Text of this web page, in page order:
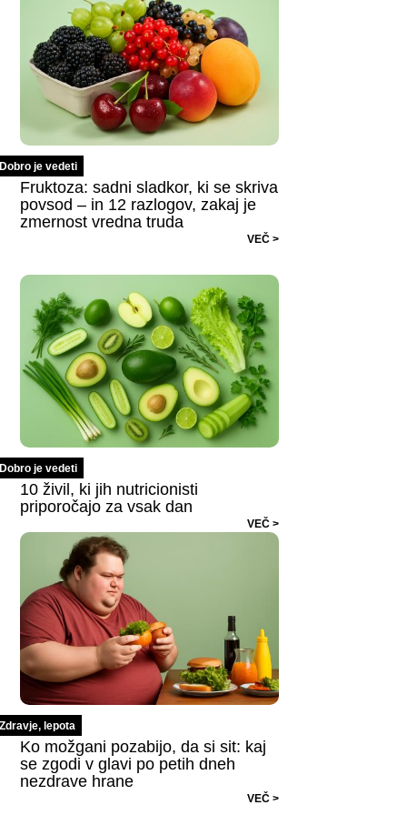
Dobro je vedeti
Fruktoza: sadni sladkor, ki se skriva
povsod – in 12 razlogov, zakaj je
zmernost vredna truda
VEČ >
Dobro je vedeti
10 živil, ki jih nutricionisti
priporočajo za vsak dan
VEČ >
Zdravje, lepota
Ko možgani pozabijo, da si sit: kaj
se zgodi v glavi po petih dneh
nezdrave hrane
VEČ >